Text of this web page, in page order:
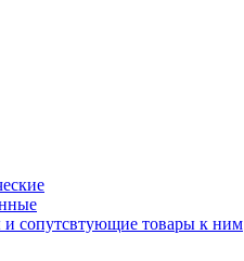
и сопутсвтующие товары к ним